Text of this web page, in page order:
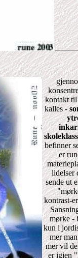
kontakt til
kalles -
befinner
er
lidelser
sende ut
kontrast-
mørke -
kun i
mer
mer vil
er igjen